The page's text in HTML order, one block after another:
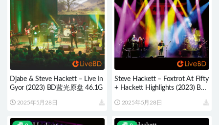
Djabe & Steve Hackett – Live In
Gyor (2023) BD蓝光原盘 46.1G
2025年5月28日
Steve Hackett – Foxtrot At Fifty
+ Hackett Highlights (2023) BD
2025年5月28日